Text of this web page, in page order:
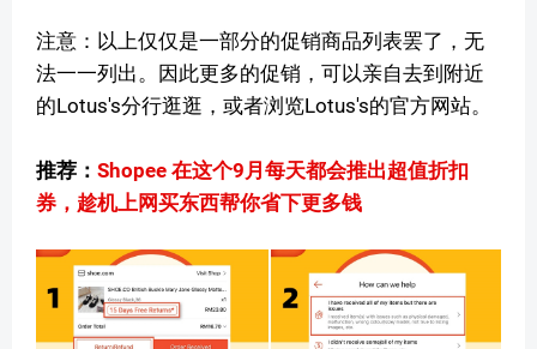
注意：以上仅仅是一部分的促销商品列表罢了，无
法一一列出。因此更多的促销，可以亲自去到附近
的Lotus's分行逛逛，或者浏览Lotus's的官方网站。
推荐： Shopee 在这个9月每天都会推出超值折扣
券，趁机上网买东西帮你省下更多钱